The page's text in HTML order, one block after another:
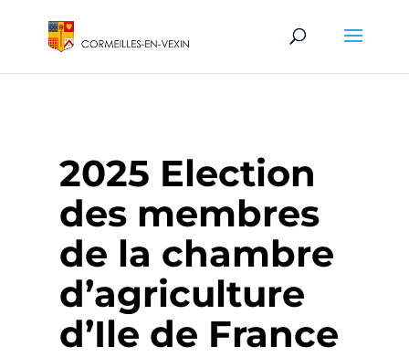
2025 Election
des membres
de la chambre
d’agriculture
d’Ile de France